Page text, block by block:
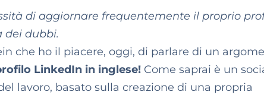
di aggiornare frequentemente il proprio
dei dubbi.
che ho il piacere, oggi, di parlare di un
LinkedIn in inglese! Come saprai è un
lavoro, basato sulla creazione di una propria